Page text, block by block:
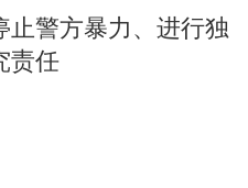
止警方暴力、进行独
责任